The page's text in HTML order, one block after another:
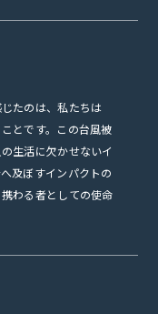
たのは、私たちは
とです。この台風被
生活に欠かせないイ
及ぼすインパクトの
わる者としての使命